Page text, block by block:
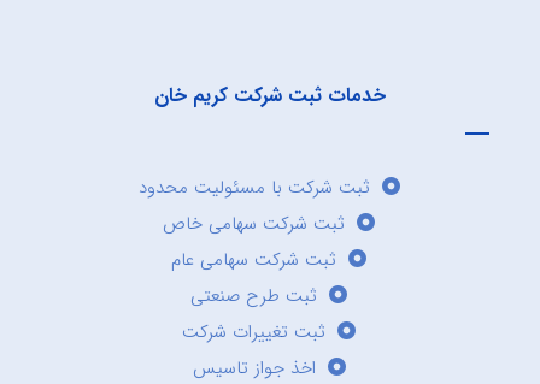
خدمات ثبت شرکت کریم خان
ثبت شرکت با مسئولیت محدود
ثبت شرکت سهامی خاص
ثبت شرکت سهامی عام
ثبت طرح صنعتی
ثبت تغییرات شرکت
اخذ جواز تاسیس